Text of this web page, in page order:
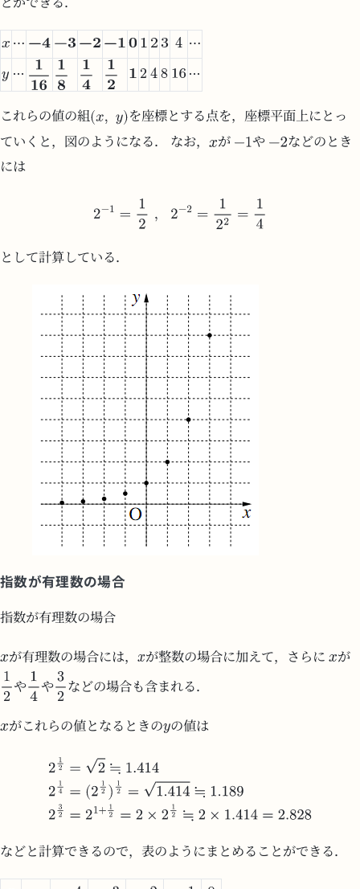
とができる．
これらの値の組
を座標とする点を，座標平面上にとっ
ていくと，図のようになる． なお，
が や
などのとき
には
として計算している．
指数が有理数の場合
指数が有理数の場合
が有理数の場合には， が整数の場合に加えて，さらに が
や や などの場合も含まれる．
がこれらの値となるときの の値は
などと計算できるので，表のようにまとめることができる．